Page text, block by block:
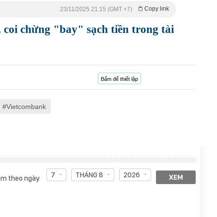
Copy link
23/11/2025 21:15 (GMT +7)
coi chừng "bay" sạch tiền trong tài
Bấm để thiết lập
Vietcombank
theo ngày 7 THÁNG 8 2026 XEM